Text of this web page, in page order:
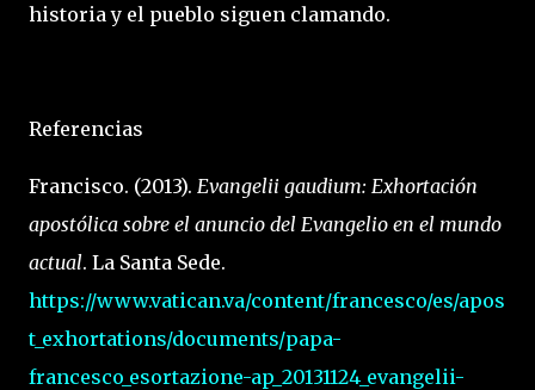
historia y el pueblo siguen clamando.
Referencias
Francisco. (2013). Evangelii gaudium: Exhortación
apostólica sobre el anuncio del Evangelio en el mundo
actual. La Santa Sede.
https://www.vatican.va/content/francesco/es/apos
t_exhortations/documents/papa-
francesco_esortazione-ap_20131124_evangelii-